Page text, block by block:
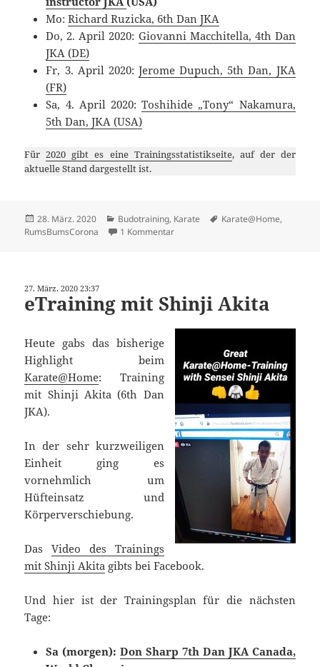
Mo:Richard Ruzicka, 6th Dan JKA
Do, 2. April 2020: Giovanni Macchitella, 4th Dan
JKA (DE)
Fr, 3. April 2020: Jerome Dupuch, 5th Dan, JKA
(FR)
Sa, 4. April 2020:Toshihide „Tony“ Nakamura,
5th Dan, JKA (USA)
Für2020 gibt es eine Trainingsstatistikseite, auf der der
aktuelle Stand dargestellt ist.
Veröffentlicht
am
28. März. 2020 Kategorien
Budotraining, Karate Schlagwörter
Karate@Home,
RumsBumsCorona
1 Kommentarzu eTraining mit Don Sharp
27. März. 2020 23:37
eTraining mit Shinji Akita
Heute gabs das bisherige
Highlight beim
Karate@Home: Training
mit Shinji Akita (6th Dan
JKA).
In der sehr kurzweiligen
Einheit ging es
vornehmlich um
Hüfteinsatz und
Körperverschiebung.
DasVideo des Trainings
mit Shinji Akita gibts bei Facebook.
Und hier ist der Trainingsplan für die nächsten
Tage:
Sa (morgen):Don Sharp 7th Dan JKA Canada,